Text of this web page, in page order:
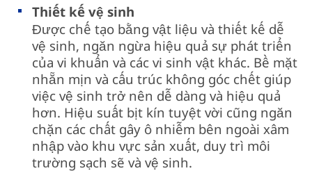
Thiết kế vệ sinh
Được chế tạo bằng vật liệu và thiết kế dễ
vệ sinh, ngăn ngừa hiệu quả sự phát triển
của vi khuẩn và các vi sinh vật khác. Bề mặt
nhẵn mịn và cấu trúc không góc chết giúp
việc vệ sinh trở nên dễ dàng và hiệu quả
hơn. Hiệu suất bịt kín tuyệt vời cũng ngăn
chặn các chất gây ô nhiễm bên ngoài xâm
nhập vào khu vực sản xuất, duy trì môi
trường sạch sẽ và vệ sinh.